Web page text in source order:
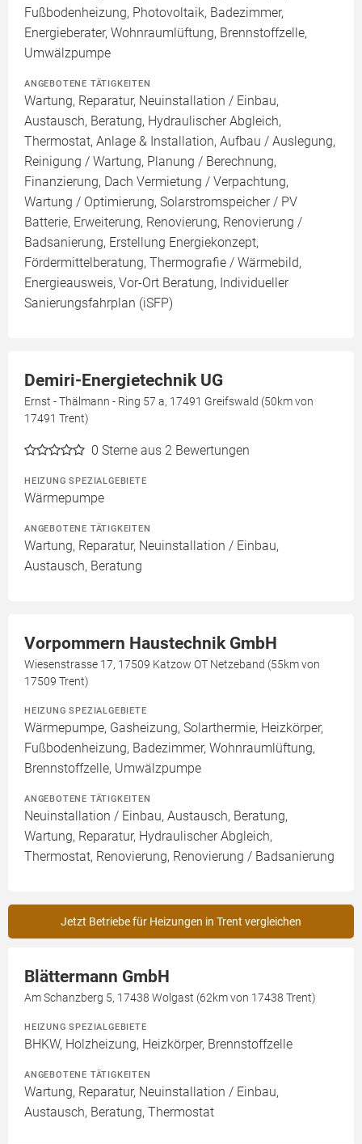
Fußbodenheizung, Photovoltaik, Badezimmer,
Energieberater, Wohnraumlüftung, Brennstoffzelle,
Umwälzpumpe
ANGEBOTENE TÄTIGKEITEN
Wartung, Reparatur, Neuinstallation / Einbau,
Austausch, Beratung, Hydraulischer Abgleich,
Thermostat, Anlage & Installation, Aufbau / Auslegung,
Reinigung / Wartung, Planung / Berechnung,
Finanzierung, Dach Vermietung / Verpachtung,
Wartung / Optimierung, Solarstromspeicher / PV
Batterie, Erweiterung, Renovierung, Renovierung /
Badsanierung, Erstellung Energiekonzept,
Fördermittelberatung, Thermografie / Wärmebild,
Energieausweis, Vor-Ort Beratung, Individueller
Sanierungsfahrplan (iSFP)
Demiri-Energietechnik UG
Ernst - Thälmann - Ring 57 a, 17491 Greifswald (50km von
17491 Trent)
0 Sterne aus 2 Bewertungen
HEIZUNG SPEZIALGEBIETE
Wärmepumpe
ANGEBOTENE TÄTIGKEITEN
Wartung, Reparatur, Neuinstallation / Einbau,
Austausch, Beratung
Vorpommern Haustechnik GmbH
Wiesenstrasse 17, 17509 Katzow OT Netzeband (55km von
17509 Trent)
HEIZUNG SPEZIALGEBIETE
Wärmepumpe, Gasheizung, Solarthermie, Heizkörper,
Fußbodenheizung, Badezimmer, Wohnraumlüftung,
Brennstoffzelle, Umwälzpumpe
ANGEBOTENE TÄTIGKEITEN
Neuinstallation / Einbau, Austausch, Beratung,
Wartung, Reparatur, Hydraulischer Abgleich,
Thermostat, Renovierung, Renovierung / Badsanierung
Jetzt Betriebe für Heizungen in Trent vergleichen
Blättermann GmbH
Am Schanzberg 5, 17438 Wolgast (62km von 17438 Trent)
HEIZUNG SPEZIALGEBIETE
BHKW, Holzheizung, Heizkörper, Brennstoffzelle
ANGEBOTENE TÄTIGKEITEN
Wartung, Reparatur, Neuinstallation / Einbau,
Austausch, Beratung, Thermostat